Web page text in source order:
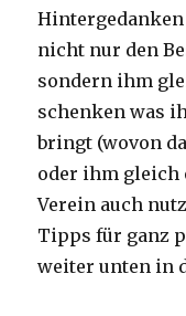
nicht nur den
sondern ihm
schenken was
bringt (wovon
oder ihm gleich
Verein auch
Tipps für ganz
weiter unten in